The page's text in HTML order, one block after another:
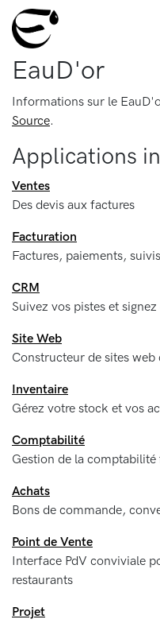
EauD'or
Informations sur le
Source.
Applications
Ventes
Des devis aux factures
Facturation
Factures, paiements,
CRM
Suivez vos pistes et
Site Web
Constructeur de sites
Inventaire
Gérez votre stock et vos
Comptabilité
Gestion de la
Achats
Bons de commande,
Point de Vente
Interface PdV conviviale
restaurants
Projet